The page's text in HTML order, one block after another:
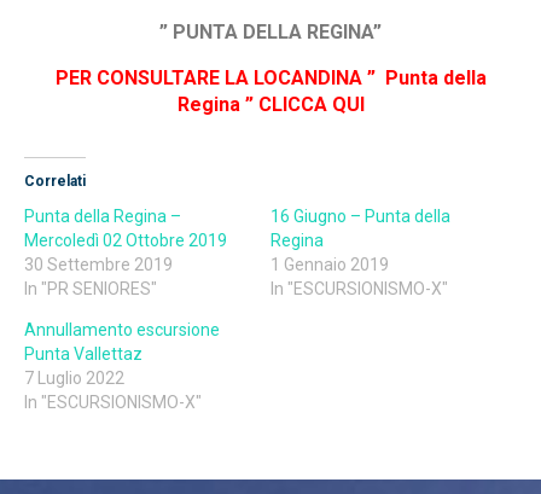
” PUNTA DELLA REGINA”
PER CONSULTARE LA LOCANDINA ” Punta della
Regina ” CLICCA QUI
Correlati
Punta della Regina –
Mercoledì 02 Ottobre 2019
30 Settembre 2019
In "PR SENIORES"
16 Giugno – Punta della
Regina
1 Gennaio 2019
In "ESCURSIONISMO-X"
Annullamento escursione
Punta Vallettaz
7 Luglio 2022
In "ESCURSIONISMO-X"